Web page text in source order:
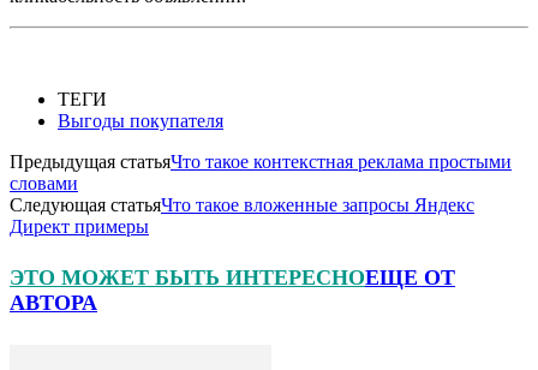
ТЕГИ
Выгоды покупателя
Предыдущая статьяЧто такое контекстная реклама простыми
словами
Следующая статьяЧто такое вложенные запросы Яндекс
Директ примеры
ЭТО МОЖЕТ БЫТЬ ИНТЕРЕСНОЕЩЕ ОТ
АВТОРА